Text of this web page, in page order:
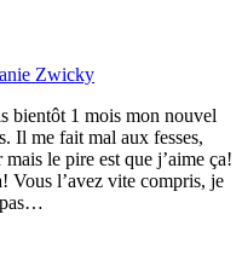
Zwicky
bientôt 1 mois mon nouvel
Il me fait mal aux fesses,
le pire est que j’aime ça!
Vous l’avez vite compris, je
pas…